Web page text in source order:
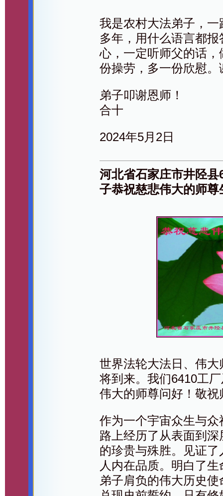
我是农村大法弟子，
多年，用什么语言都
心，一定听师父的话
份操劳，多一份欣慰
弟子叩谢恩师！
合十
2024年5月2日
河北省石家庄市井陉
子恭祝慈悲伟大的师尊
世界法轮大法日、伟
将到来。我们6410工
伟大的师尊问好！敬
作为一个宇宙众生与
路上经历了从表面到
的珍贵与殊胜。见证
人内在品质。明白了
弟子肩负的伟大历史